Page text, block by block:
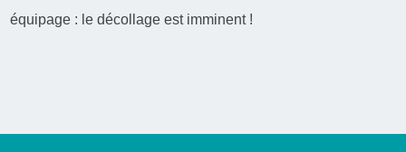
équipage : le décollage est imminent !